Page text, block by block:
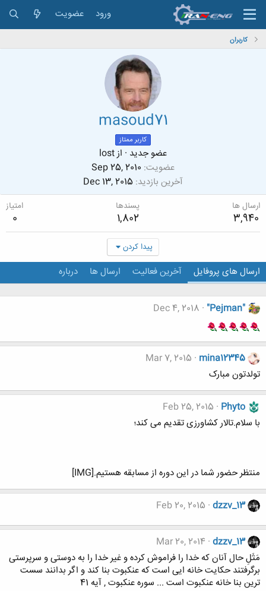
ورود عضویت
کاربران
masoud71
کاربر ممتاز
عضو جدید · ازlost
عضویت Sep 25, 2010
آخرین بازدید Dec 13, 2015
ارسال ها
3,940
پسندها
1,802
امتیاز
0
پیدا کردن
ارسال های پروفایل آخرین فعالیت ارسال ها درباره
"Pejman"
Dec 4, 2018
mina12345
Mar 7, 2015
تولدتون مبارک
Phyto
Feb 25, 2015
با سلام.تالار کشاورزی تقدیم می کند؛
منتظر حضور شما در این دوره از مسابقه هستیم.[IMG]
dzzv_13
Feb 20, 2015
dzzv_13
Mar 20, 2014
مَثَلِ حال آنان که خدا را فراموش کرده و غیر خدا را به دوستی و سرپرستی
برگرفتند حکایت خانه ایی است که عنکبوت بنا کند و اگر بدانند سست
ترین بنا خانه عنکبوت است ... سوره عنکبوت , آیه 41